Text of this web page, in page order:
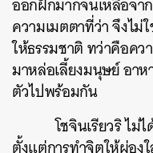
ความเมตตาที่ว่า จึงไ
ให้ธรรมชาติ ทว่าคือค
มาหล่อเลี้ยงมนุษย์ อา
ตัวไปพร้อมกัน
โชจินเรียวริ ไม่